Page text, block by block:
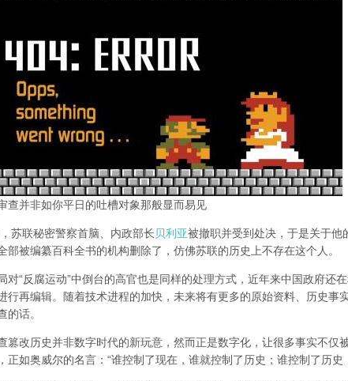
查并非如你平日的吐槽对象那般显而易见
苏联秘密警察首脑、内政部长贝利亚被撤职并受到处决，于是关于他
部被编纂百科全书的机构删除了，仿佛苏联的历史上不存在这个人。
对“反腐运动”中倒台的高官也是同样的处理方式，近年来中国政府还
行再编辑。随着技术进程的加快，未来将有更多的原始资料、历史事
的话。
篡改历史并非数字时代的新玩意，然而正是数字化，让很多事实不仅
正如奥威尔的名言：“谁控制了现在，谁就控制了历史；谁控制了历史